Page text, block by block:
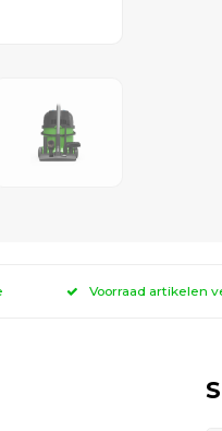
Voorraad artikelen